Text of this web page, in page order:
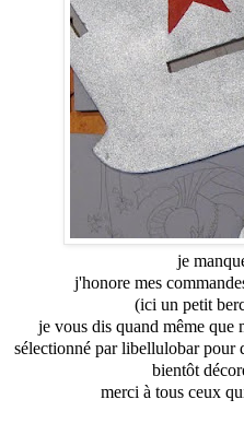
je
j'honore mes
(ici un petit
je vous dis quand même que
sélectionné parlibellulobarpour
bientôt
merci à tous ceux